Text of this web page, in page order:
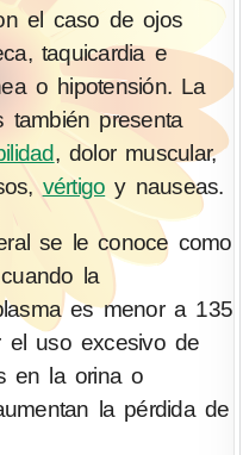
el caso de ojos
taquicardia e
o hipotensión. La
también presenta
, dolor muscular,
vértigo y nauseas.
se le conoce como
la
es menor a 135
el uso excesivo de
en la orina o
la pérdida de